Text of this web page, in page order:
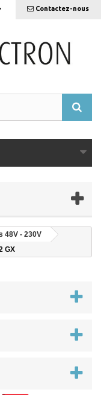
Contactez-nous
48V - 230V
GX